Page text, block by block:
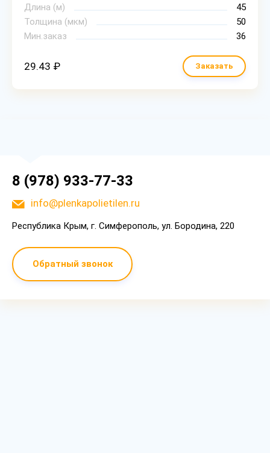
Длина (м)
45
Толщина (мкм)
50
Мин.заказ
36
29.43 ₽ Заказать
8 (978) 933-77-33
info@plenkapolietilen.ru
Республика Крым, г. Симферополь, ул. Бородина, 220
Обратный звонок